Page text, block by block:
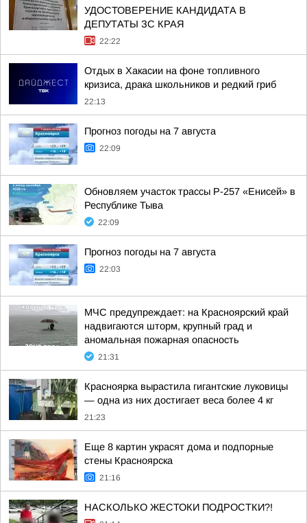
УДОСТОВЕРЕНИЕ КАНДИДАТА В
ДЕПУТАТЫ ЗС КРАЯ
22:22
Отдых в Хакасии на фоне топливного
кризиса, драка школьников и редкий гриб
22:13
Прогноз погоды на 7 августа
22:09
Обновляем участок трассы Р-257 «Енисей» в
Республике Тыва
22:09
Прогноз погоды на 7 августа
22:03
МЧС предупреждает: на Красноярский край
надвигаются шторм, крупный град и
аномальная пожарная опасность
21:31
Красноярка вырастила гигантские луковицы
— одна из них достигает веса более 4 кг
21:23
Еще 8 картин украсят дома и подпорные
стены Красноярска
21:16
НАСКОЛЬКО ЖЕСТОКИ ПОДРОСТКИ?!